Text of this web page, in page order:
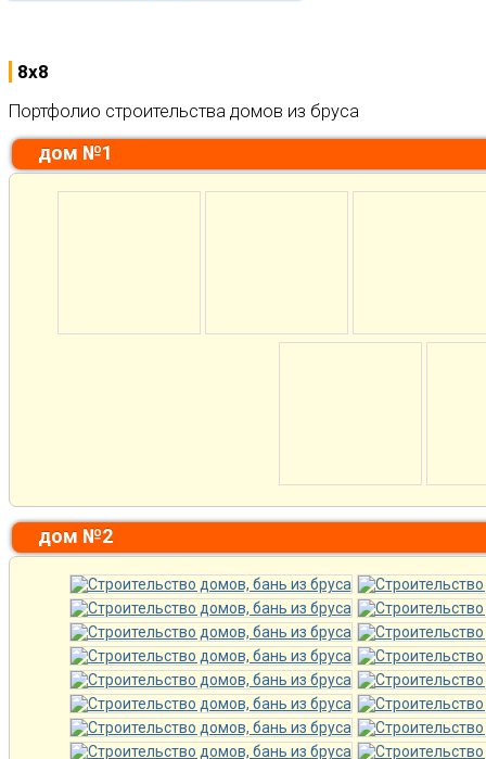
8x8
Портфолио строительства домов из бруса
дом №1
дом №2